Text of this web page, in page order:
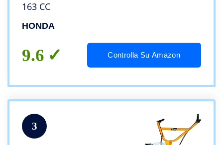
163 CC
HONDA
9.6 Controlla Su Amazon
3